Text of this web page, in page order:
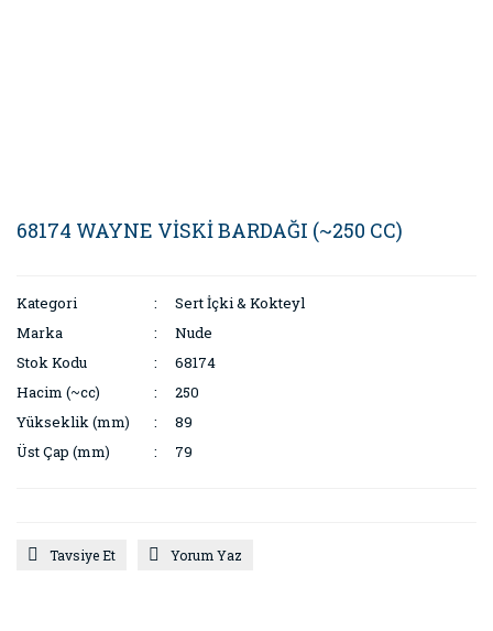
68174 WAYNE VİSKİ BARDAĞI (~250 CC)
Kategori
Sert İçki & Kokteyl
Marka
Nude
Stok Kodu
68174
Hacim (~cc)
250
Yükseklik (mm)
89
Üst Çap (mm)
79
Tavsiye Et Yorum Yaz